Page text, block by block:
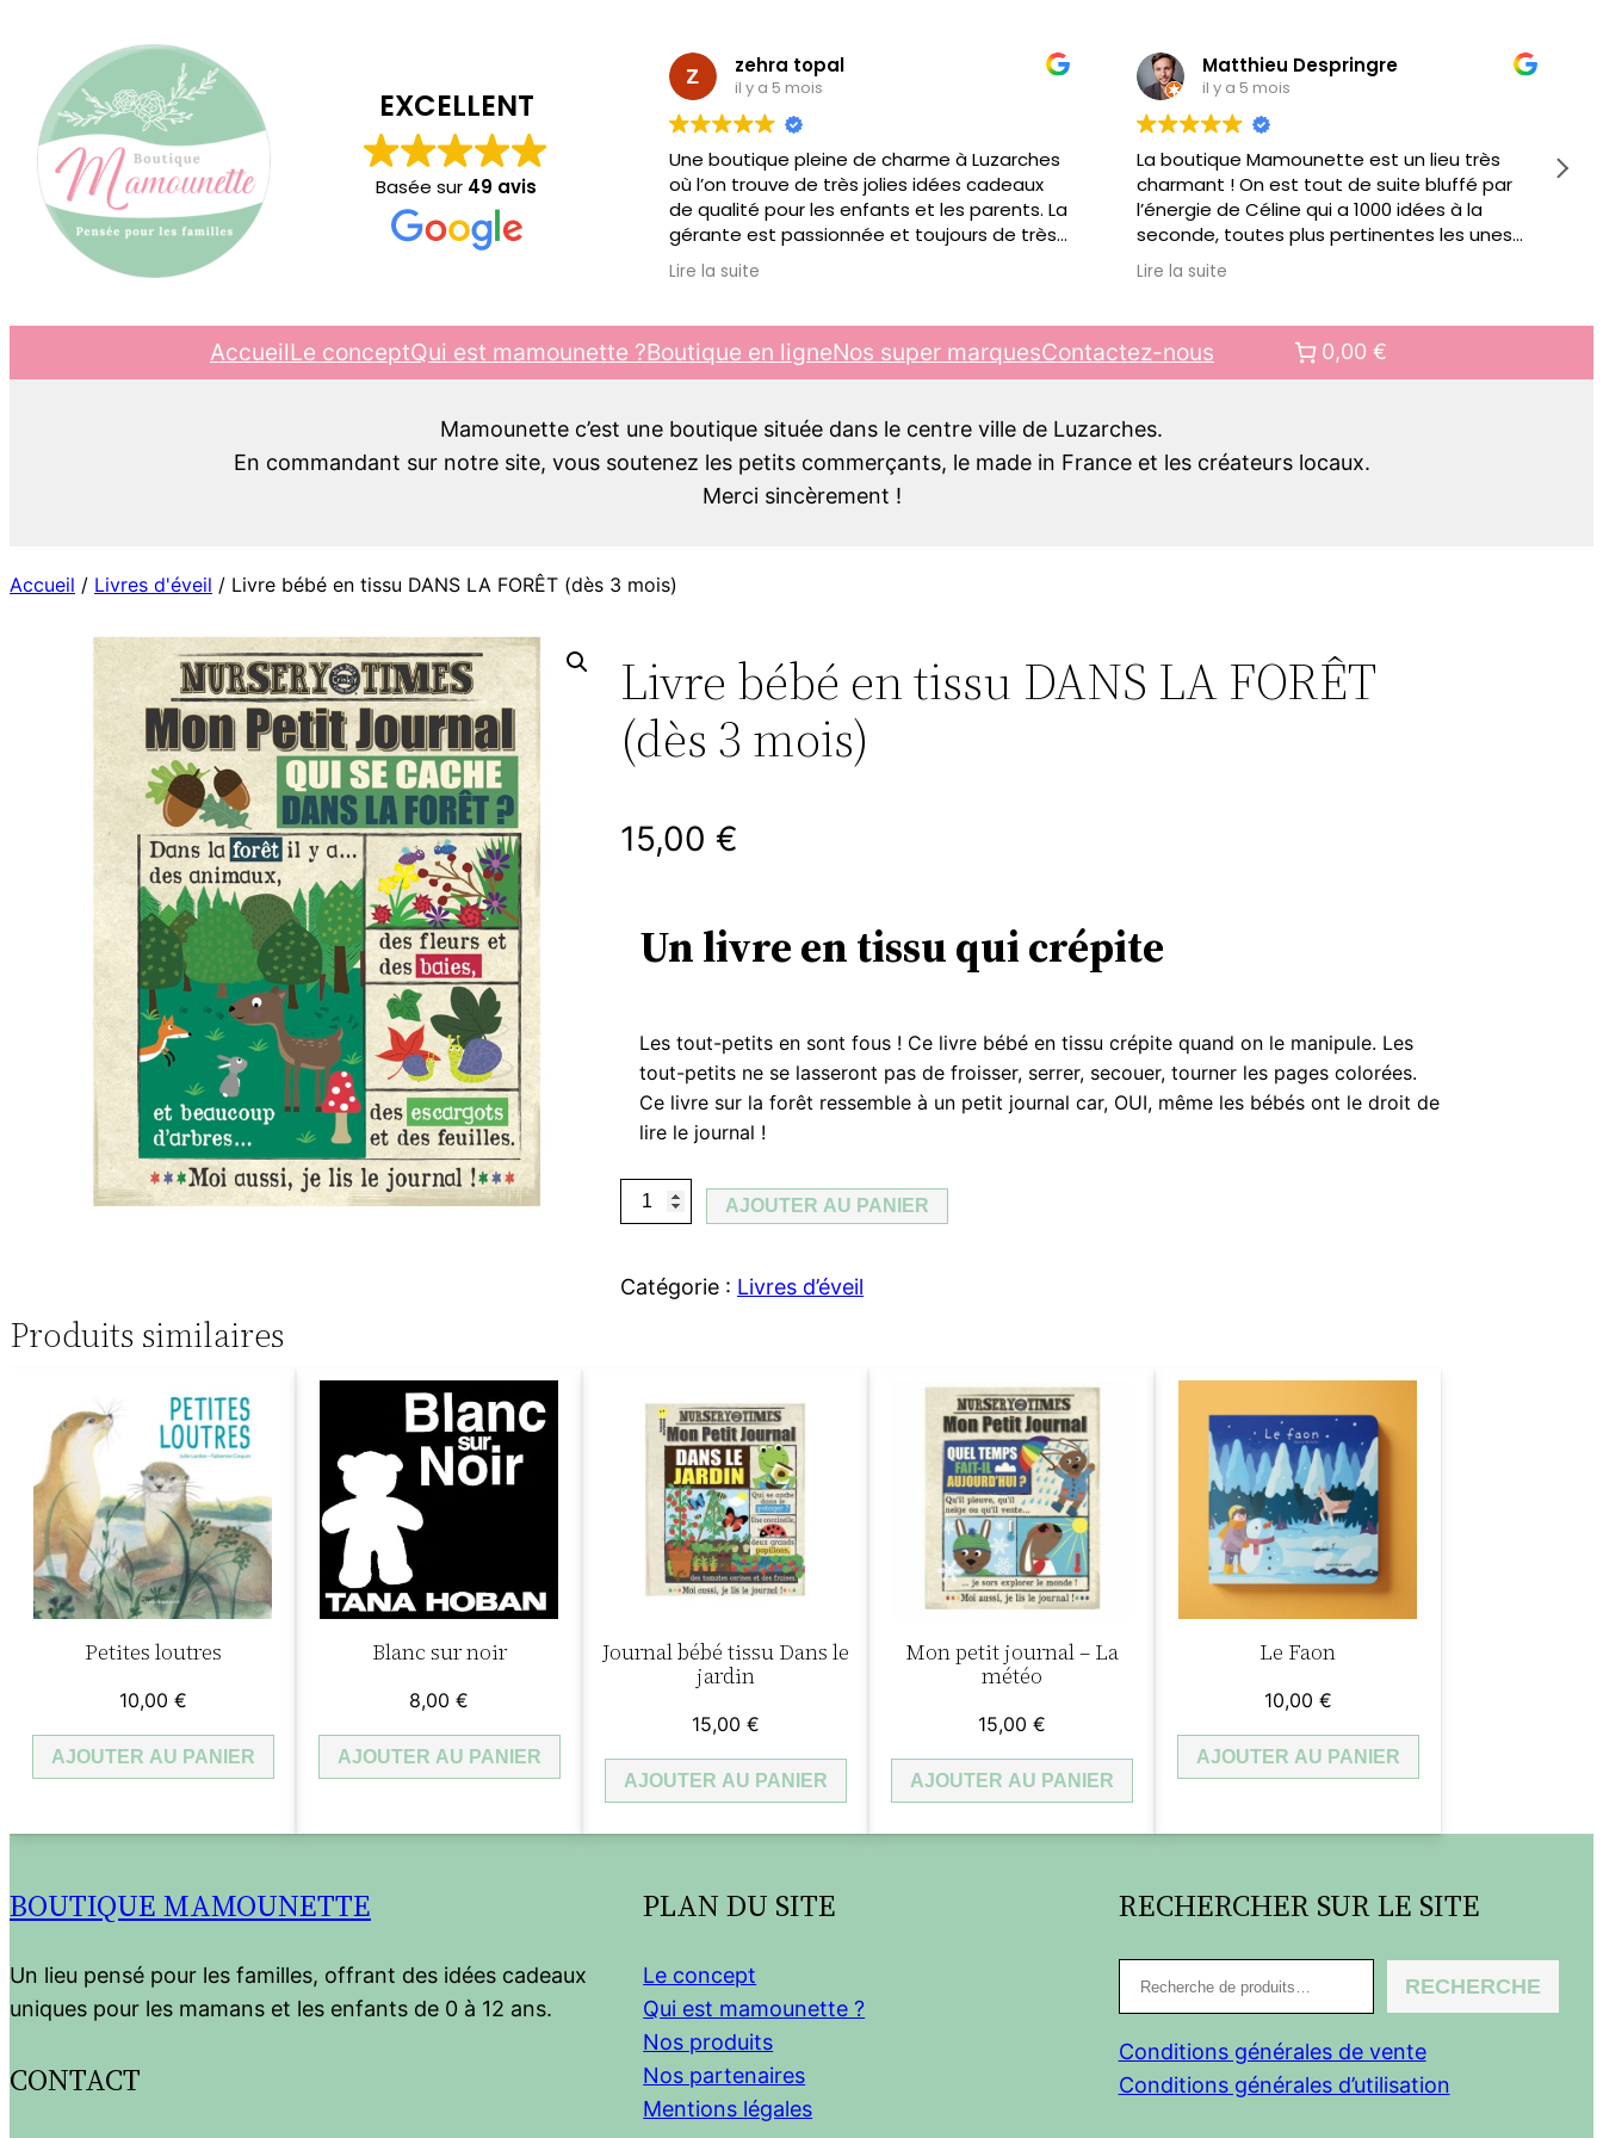
EXCELLENT
Basée sur 49 avis
zehra topal
il y a 5 mois
Une boutique pleine de charme à Luzarches
où l’on trouve de très jolies idées cadeaux
de qualité pour les enfants et les parents. La
gérante est passionnée et toujours de très
bon conseil. C’est toujours un plaisir d’y
passer, je recommande !!!
Lire la suite
Matthieu Despringre
il y a 5 mois
La boutique Mamounette est un lieu très
charmant ! On est tout de suite bluffé par
l’énergie de Céline qui a 1000 idées à la
seconde, toutes plus pertinentes les unes
que les autres pour vous conseiller.
Au delà de jouets éducatifs ou autre objets
a des ateliers organisés régulièrement.
Bref bien + qu’une boutique, c’est aussi un
lieu de rencontre.. pour mes prochains
chez Mamounette !!
Lire la suite
AccueilLe conceptQui est mamounette ?Boutique en ligneNos super marquesContactez-nous 0,00 €
Mamounette c’est une boutique située dans le centre ville de Luzarches.
En commandant sur notre site, vous soutenez les petits commerçants, le made in France et les créateurs locaux.
Merci sincèrement !
Accueil / Livres d'éveil / Livre bébé en tissu DANS LA FORÊT (dès 3 mois)
Livre bébé en tissu DANS LA FORÊT
(dès 3 mois)
15,00 €
Un livre en tissu qui crépite
Les tout-petits en sont fous ! Ce livre bébé en tissu crépite quand on le manipule. Les
tout-petits ne se lasseront pas de froisser, serrer, secouer, tourner les pages colorées.
Ce livre sur la forêt ressemble à un petit journal car, OUI, même les bébés ont le droit de
lire le journal !
u
n
e
b
é
e
AJOUTER AU PANIER
Catégorie : Livres d’éveil
Produits similaires
Petites loutres
10,00 €
AJOUTER AU PANIER
Blanc sur noir
8,00 €
AJOUTER AU PANIER
Journal bébé tissu Dans le
jardin
15,00 €
AJOUTER AU PANIER
Mon petit journal – La
météo
15,00 €
AJOUTER AU PANIER
Le Faon
10,00 €
AJOUTER AU PANIER
BOUTIQUE MAMOUNETTE
Un lieu pensé pour les familles, offrant des idées cadeaux
uniques pour les mamans et les enfants de 0 à 12 ans.
CONTACT
PLAN DU SITE
Le concept
Qui est mamounette ?
Nos produits
Nos partenaires
Mentions légales
RECHERCHER SUR LE SITE
e
c
h
RECHERCHE
Conditions générales de vente
Conditions générales d’utilisation